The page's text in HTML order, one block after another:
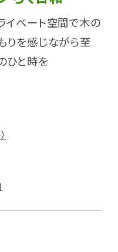
イベート空間で木の
りを感じながら至
ひと時を